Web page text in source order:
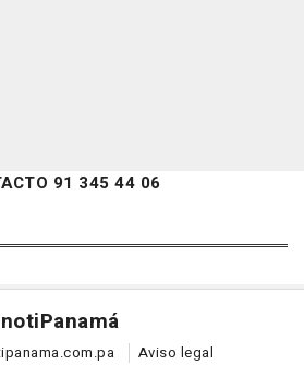
91 345 44 06
notiPanamá
Aviso legal